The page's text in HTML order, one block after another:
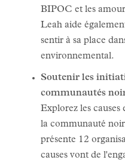
BIPOC et les
Leah aide
sentir à sa place
environnemental.
Soutenir les
communautés
Explorez les causes
la communauté
présente 12
causes vont de